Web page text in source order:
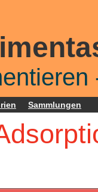
Sammlungen